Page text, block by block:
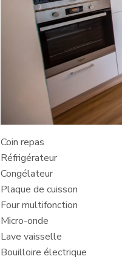
Coin repas
Réfrigérateur
Congélateur
Plaque de cuisson
Four multifonction
Micro-onde
Lave vaisselle
Bouilloire électrique